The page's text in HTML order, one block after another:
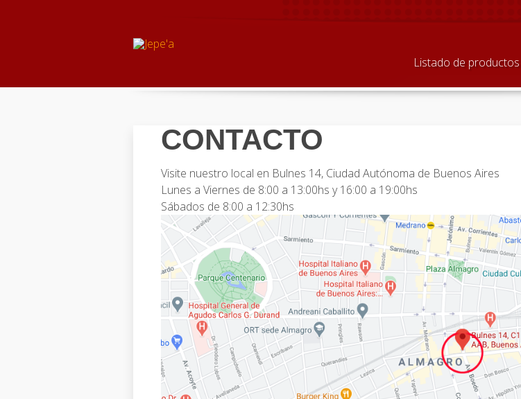
Listado de productos
CONTACTO
Visite nuestro local en Bulnes 14, Ciudad Autónoma de Buenos Aires
Lunes a Viernes de 8:00 a 13:00hs y 16:00 a 19:00hs
Sábados de 8:00 a 12:30hs